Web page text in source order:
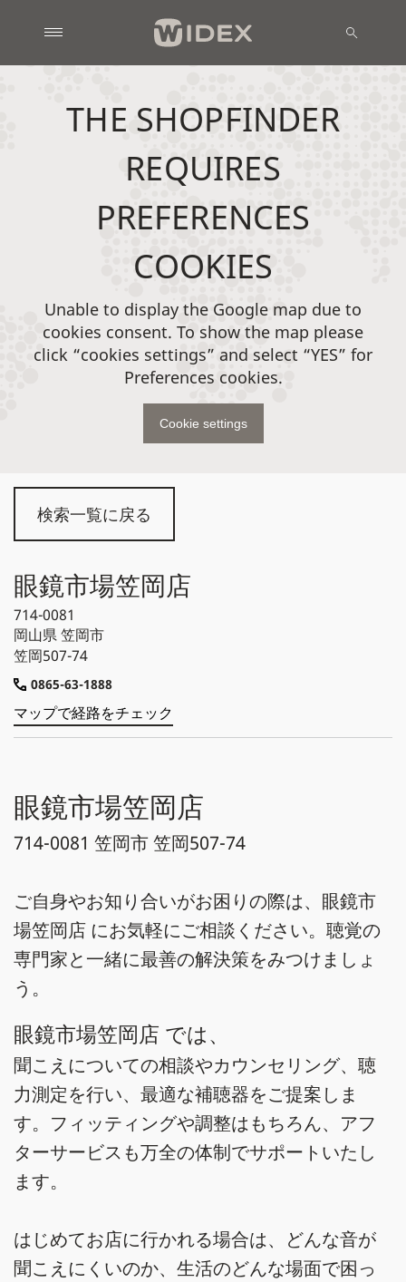
検索一覧に戻る
眼鏡市場笠岡店
714-0081
岡山県笠岡市
笠岡507-74
0865-63-1888
マップで経路をチェック
眼鏡市場笠岡店
714-0081 笠岡市 笠岡507-74
ご自身やお知り合いがお困りの際は、眼鏡市
場笠岡店 にお気軽にご相談ください。聴覚の
専門家と一緒に最善の解決策をみつけましょ
う。
眼鏡市場笠岡店 では、
聞こえについての相談やカウンセリング、聴
力測定を行い、最適な補聴器をご提案しま
す。フィッティングや調整はもちろん、アフ
ターサービスも万全の体制でサポートいたし
ます。
はじめてお店に行かれる場合は、どんな音が
聞こえにくいのか、生活のどんな場面で困っ
THE SHOPFINDER
REQUIRES
PREFERENCES
COOKIES
Unable to display the Google map due to
cookies consent. To show the map please
click “cookies settings” and select “YES” for
Preferences cookies.
Cookie settings